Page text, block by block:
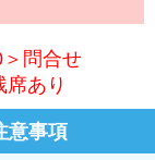
問合せ
あり
意事項